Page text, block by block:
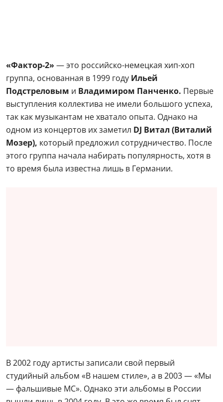
«Фактор-2» — это российско-немецкая хип-хоп
группа, основанная в 1999 году Ильей
Подстреловым и Владимиром Панченко. Первые
выступления коллектива не имели большого успеха,
так как музыкантам не хватало опыта. Однако на
одном из концертов их заметил DJ Витал (Виталий
Мозер), который предложил сотрудничество. После
этого группа начала набирать популярность, хотя в
то время была известна лишь в Германии.
В 2002 году артисты записали свой первый
студийный альбом «В нашем стиле», а в 2003 — «Мы
— фальшивые МС». Однако эти альбомы в России